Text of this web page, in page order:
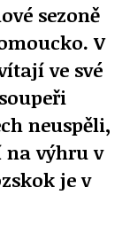
sezoně
V
ve své
neuspěli,
na výhru v
je v